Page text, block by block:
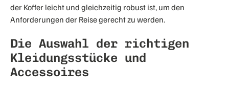
der Koffer leicht und gleichzeitig robust ist, um den
Anforderungen der Reise gerecht zu werden.
Die Auswahl der richtigen
Kleidungsstücke und
Accessoires